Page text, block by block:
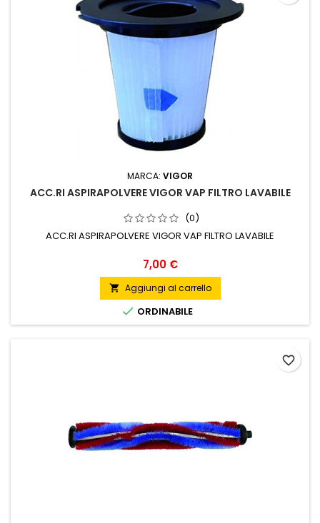
MARCA: VIGOR
ACC.RI ASPIRAPOLVERE VIGOR VAP FILTRO LAVABILE
(0)
ACC.RI ASPIRAPOLVERE VIGOR VAP FILTRO LAVABILE
Prezzo
7,00 €
 Aggiungi al carrello
 ORDINABILE
favorite_border